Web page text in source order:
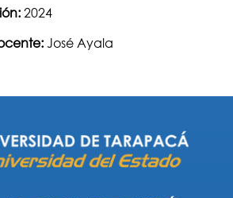
2024
José Ayala